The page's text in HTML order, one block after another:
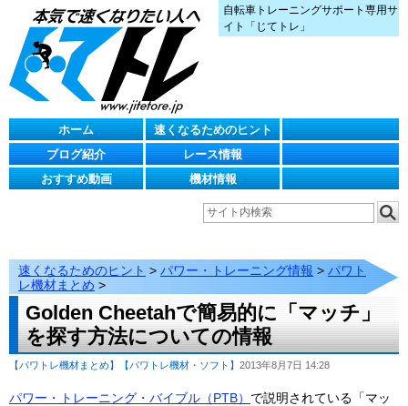
自転車トレーニングサポート専用サ
イト「じてトレ」
ホーム
速くなるためのヒント
ブログ紹介
レース情報
おすすめ動画
機材情報
速くなるためのヒント > パワー・トレーニング情報 > パワト
レ機材まとめ >
Golden Cheetahで簡易的に「マッチ」
を探す方法についての情報
【パワトレ機材まとめ】 【パワトレ機材・ソフト】 2013年8月7日 14:28
パワー・トレーニング・バイブル（PTB） で説明されている「マッ